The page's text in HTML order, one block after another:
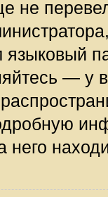
не
— у
него